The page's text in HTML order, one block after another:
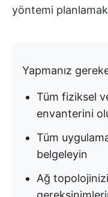
yöntemi
Yapmanız
Tüm fiziksel
envanterini
Tüm
belgeleyin
Ağ